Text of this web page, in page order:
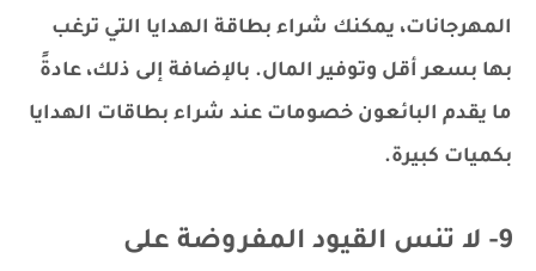
المهرجانات، يمكنك شراء بطاقة الهدايا التي ترغب
بها بسعر أقل وتوفير المال. بالإضافة إلى ذلك، عادةً
ما يقدم البائعون خصومات عند شراء بطاقات الهدايا
بكميات كبيرة.
9- لا تنس القيود المفروضة على